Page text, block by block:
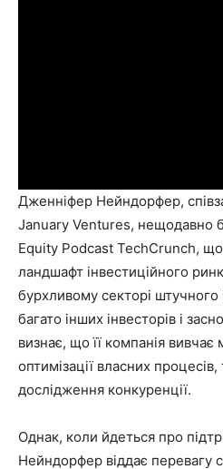
Дженніфер Нейндорфер,
January Ventures, нещодавно
Equity Podcast TechCrunch,
ландшафт інвестиційного
бурхливому секторі штучного
багато інших інвесторів і
визнає, що її компанія
оптимізації власних
дослідження конкуренції.
Однак, коли йдеться про
Нейндорфер віддає перевагу